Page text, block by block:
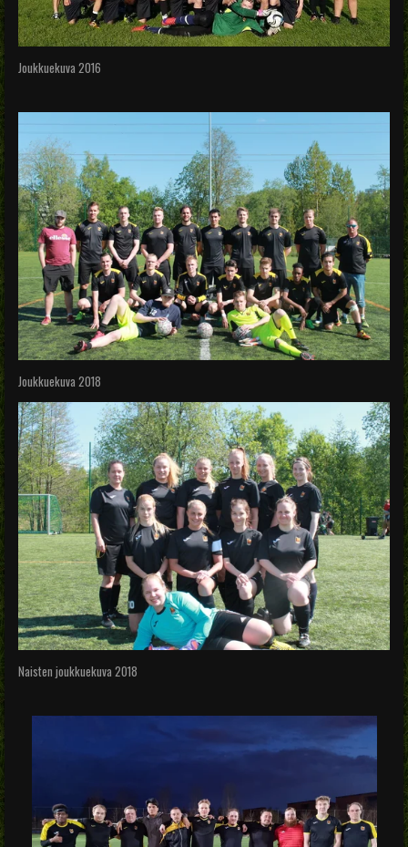
Joukkuekuva 2016
Joukkuekuva 2018
Naisten joukkuekuva 2018